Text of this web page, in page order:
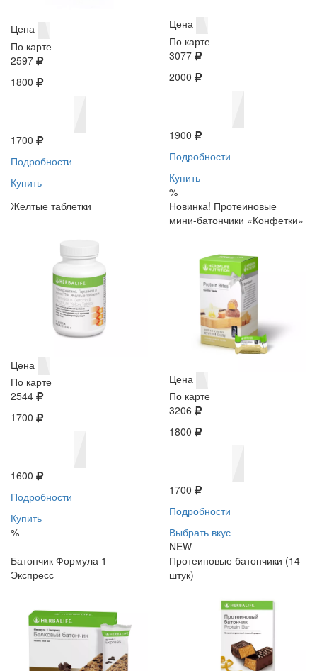
Цена
По карте
2597
1800
1700
Подробности
Купить
Цена
По карте
3077
2000
1900
Подробности
Купить
%
Желтые таблетки
Цена
По карте
2544
1700
1600
Подробности
Купить
%
Новинка! Протеиновые
мини-батончики «Конфетки»
Цена
По карте
3206
1800
1700
Подробности
Выбрать вкус
NEW
Батончик Формула 1
Экспресс
Протеиновые батончики (14
штук)